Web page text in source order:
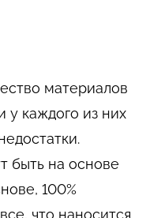
материалов
у каждого из них
быть на основе
100%
что наносится